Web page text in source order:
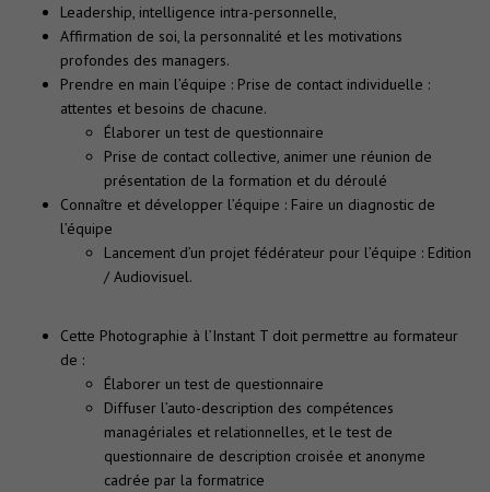
Leadership, intelligence intra-personnelle,
Affirmation de soi, la personnalité et les motivations
profondes des managers.
Prendre en main l’équipe : Prise de contact individuelle :
attentes et besoins de chacune.
Élaborer un test de questionnaire
Prise de contact collective, animer une réunion de
présentation de la formation et du déroulé
Connaître et développer l’équipe : Faire un diagnostic de
l’équipe
Lancement d’un projet fédérateur pour l’équipe : Edition
/ Audiovisuel.
Cette Photographie à l’Instant T doit permettre au formateur
de :
Élaborer un test de questionnaire
Diffuser l’auto-description des compétences
managériales et relationnelles, et le test de
questionnaire de description croisée et anonyme
cadrée par la formatrice